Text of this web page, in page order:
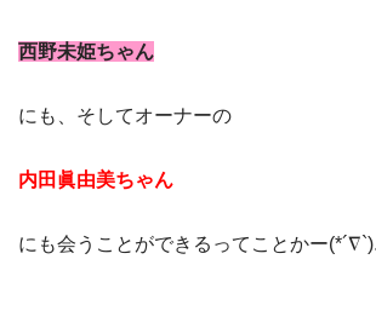
西野未姫ちゃん
にも、そしてオーナーの
内田眞由美ちゃん
にも会うことができるってことかー(*´∇`)